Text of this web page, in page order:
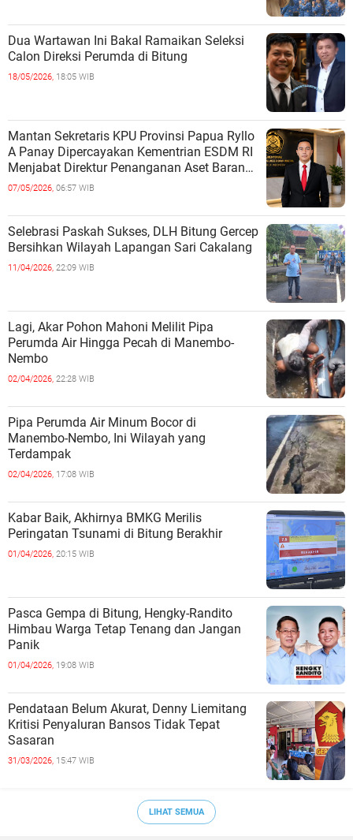
Dua Wartawan Ini Bakal Ramaikan Seleksi
Calon Direksi Perumda di Bitung
18/05/2026, 18:05 WIB
Mantan Sekretaris KPU Provinsi Papua Ryllo
A Panay Dipercayakan Kementrian ESDM RI
Menjabat Direktur Penanganan Aset Barang
Bukti
07/05/2026, 06:57 WIB
Selebrasi Paskah Sukses, DLH Bitung Gercep
Bersihkan Wilayah Lapangan Sari Cakalang
11/04/2026, 22:09 WIB
Lagi, Akar Pohon Mahoni Melilit Pipa
Perumda Air Hingga Pecah di Manembo-
Nembo
02/04/2026, 22:28 WIB
Pipa Perumda Air Minum Bocor di
Manembo-Nembo, Ini Wilayah yang
Terdampak
02/04/2026, 17:08 WIB
Kabar Baik, Akhirnya BMKG Merilis
Peringatan Tsunami di Bitung Berakhir
01/04/2026, 20:15 WIB
Pasca Gempa di Bitung, Hengky-Randito
Himbau Warga Tetap Tenang dan Jangan
Panik
01/04/2026, 19:08 WIB
Pendataan Belum Akurat, Denny Liemitang
Kritisi Penyaluran Bansos Tidak Tepat
Sasaran
31/03/2026, 15:47 WIB
LIHAT SEMUA